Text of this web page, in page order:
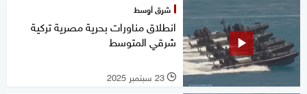
شرق أوسط
انطلاق مناورات بحرية مصرية تركية
شرقي المتوسط
l 23 سبتمبر 2025